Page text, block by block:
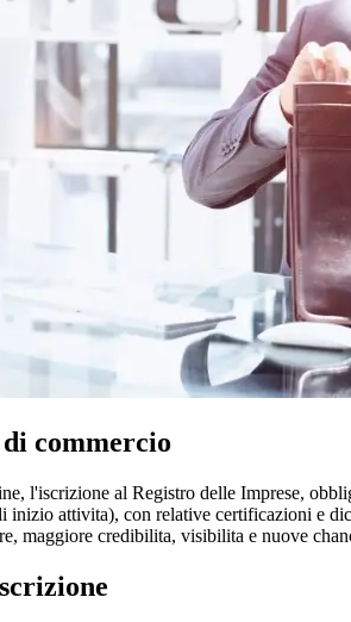
commercio
l'iscrizione al Registro delle Imprese,
inizio attivita), con relative certificazioni e
maggiore credibilita, visibilita e nuove